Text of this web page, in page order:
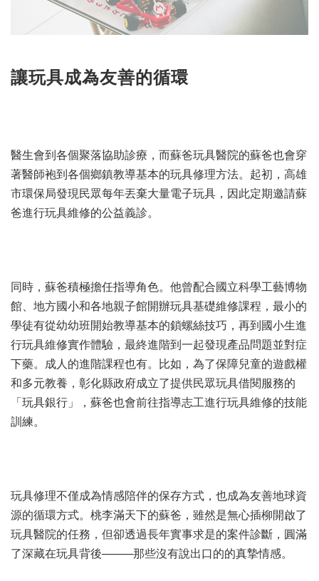
讓玩具成為友善的循環
醫生會到各個聚落協助診療，而蘇爸玩具醫院的蘇爸也會穿
著醫師袍到各個鄉鎮教導基本的玩具修理方法。起初，高雄
市環保局發現民眾每年丟棄大量電子玩具，因此定期邀請蘇
爸進行玩具維修的公益義診。
同時，蘇爸積極擔任指導角色。他曾配合國立科學工藝博物
館、地方國小和各地親子館開辦玩具基礎維修課程，最小的
學徒有從幼幼班開始教導基本的鎖螺絲技巧，再到國小生進
行玩具維修實作體驗，最終進階到一起發現產品問題並對症
下藥。成人的進階課程也有。比如，為了保障兒童的遊戲權
和多元教養，彰化縣政府成立了提供民眾玩具借閱服務的
「玩具銀行」，蘇爸也會前往指導志工進行玩具維修的技能
訓練。
玩具修理不僅成為情感陪伴的保存方式，也成為友善地球資
源的循環方式。桃李滿天下的蘇爸，雖然是無心插柳開啟了
玩具醫院的任務，但卻透過長年實事求是的案件診斷，圓滿
了深藏在玩具背後────那些沒有說出口的的真摯情感。